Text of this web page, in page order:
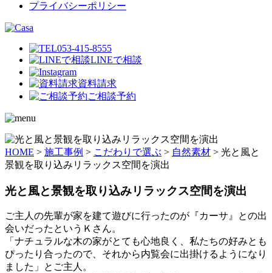
プライバシーポリシー
053-415-8555
LINEで相談
資料請求
ご相談予約
HOME > 施工事例 > こだわりで選ぶ > 自然素材 > 光と風と
景観を取り込みリラックス空間を演出
光と風と景観を取り込みリラックス空間を演出
ご主人の先輩が家を建て遊びに行ったのが『カーサ』との出
会いだったというＫさん。
「ナチュラルな木の家がとても心地良く、私たちの好みとも
ぴったり合ったので、それから内覧会に出掛けるようになり
ました」とご主人。